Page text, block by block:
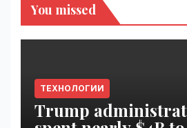
You missed
ТЕХНОЛОГИИ
Trump